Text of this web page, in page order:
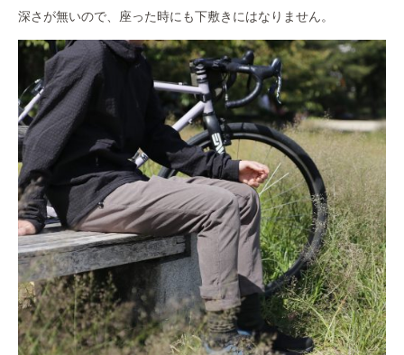
深さが無いので、座った時にも下敷きにはなりません。